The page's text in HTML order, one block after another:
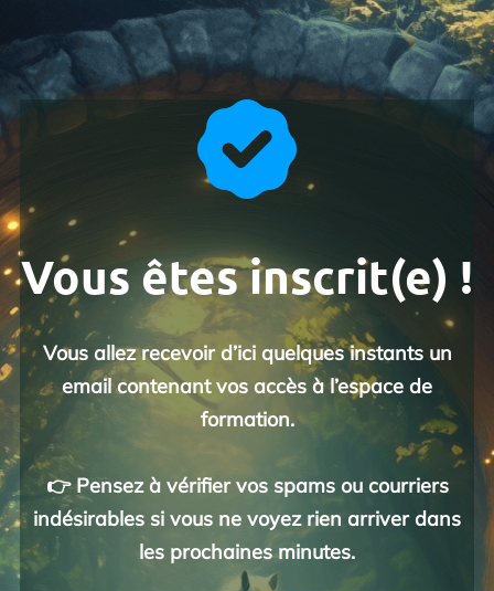
Vous êtes inscrit(e) !
Vous allez recevoir d’ici quelques instants un
email contenant vos accès à l’espace de
formation.
👉 Pensez à vérifier vos spams ou courriers
indésirables si vous ne voyez rien arriver dans
les prochaines minutes.